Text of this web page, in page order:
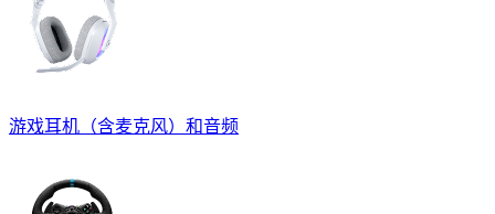
游戏耳机（含麦克风）和音频